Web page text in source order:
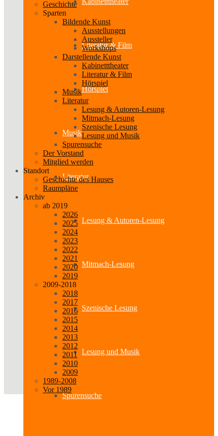
Literatur & Film
Hörspiel
Musik
Literatur
Lesung & Autoren-Lesung
Mitmach-Lesung
Szenische Lesung
Lesung und Musik
Spurensuche
Geschichte
Sparten
Bildende Kunst
Ausstellungen
Aussteller
Workshops
Darstellende Kunst
Kabinetttheater
Literatur & Film
Hörspiel
Musik
Literatur
Lesung & Autoren-Lesung
Mitmach-Lesung
Szenische Lesung
Lesung und Musik
Spurensuche
Der Vorstand
Mitglied werden
Standort
Geschichte des Hauses
Raumpläne
Archiv
ab 2019
2026
2025
2024
2023
2022
2021
2020
2019
2009-2018
2018
2017
2016
2015
2014
2013
2012
2011
2010
2009
1989-2008
Vor 1989